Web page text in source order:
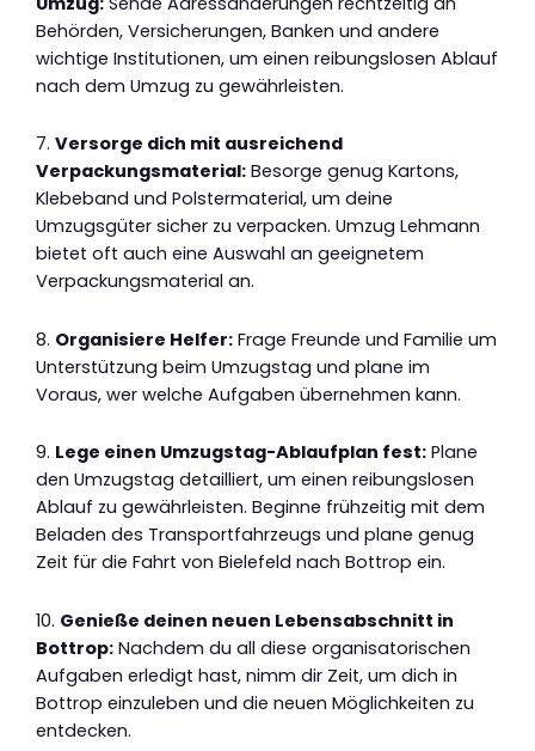
Behörden, Versicherungen, Banken und andere
wichtige Institutionen, um einen reibungslosen Ablauf
nach dem Umzug zu gewährleisten.
7. Versorge dich mit ausreichend
Verpackungsmaterial: Besorge genug Kartons,
Klebeband und Polstermaterial, um deine
Umzugsgüter sicher zu verpacken. Umzug Lehmann
bietet oft auch eine Auswahl an geeignetem
Verpackungsmaterial an.
8. Organisiere Helfer: Frage Freunde und Familie um
Unterstützung beim Umzugstag und plane im
Voraus, wer welche Aufgaben übernehmen kann.
9. Lege einen Umzugstag-Ablaufplan fest: Plane
den Umzugstag detailliert, um einen reibungslosen
Ablauf zu gewährleisten. Beginne frühzeitig mit dem
Beladen des Transportfahrzeugs und plane genug
Zeit für die Fahrt von Bielefeld nach Bottrop ein.
10. Genieße deinen neuen Lebensabschnitt in
Bottrop: Nachdem du all diese organisatorischen
Aufgaben erledigt hast, nimm dir Zeit, um dich in
Bottrop einzuleben und die neuen Möglichkeiten zu
entdecken.